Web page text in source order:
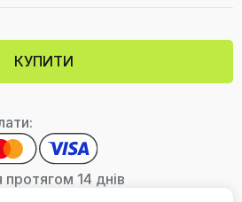
КУПИТИ
14 днів